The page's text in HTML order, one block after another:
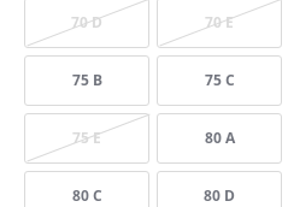
70 D 70 E
75 B 75 C
75 E 80 A
80 C 80 D